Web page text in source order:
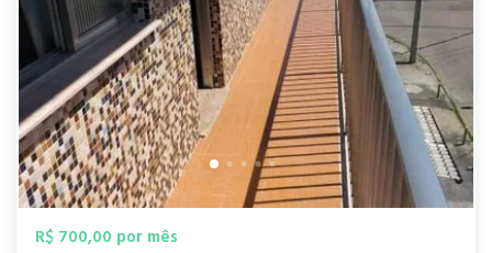
R$ 700,00 por mês